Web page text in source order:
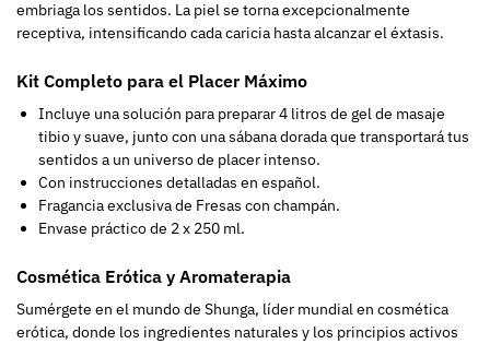
embriaga los sentidos. La piel se torna excepcionalmente
receptiva, intensificando cada caricia hasta alcanzar el éxtasis.
Kit Completo para el Placer Máximo
Incluye una solución para preparar 4 litros de gel de masaje
tibio y suave, junto con una sábana dorada que transportará tus
sentidos a un universo de placer intenso.
Con instrucciones detalladas en español.
Fragancia exclusiva de Fresas con champán.
Envase práctico de 2 x 250 ml.
Cosmética Erótica y Aromaterapia
Sumérgete en el mundo de Shunga, líder mundial en cosmética
erótica, donde los ingredientes naturales y los principios activos